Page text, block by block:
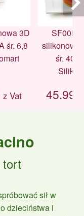
3D
śr. 6,8
z Vat
SF005
silikonowa
śr. 40
45.99
tort
sił w
dzieciństwa i